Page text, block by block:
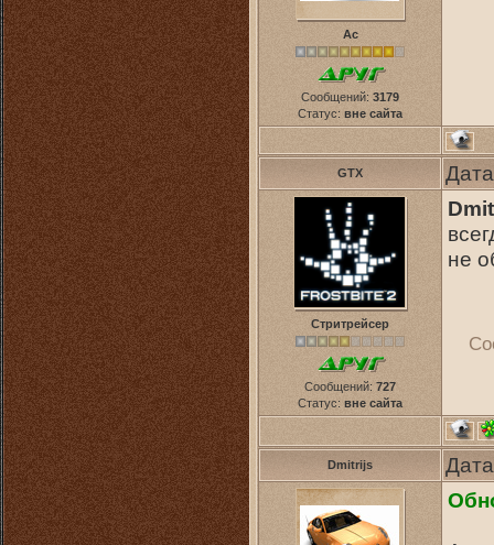
Ас
Сообщений: 3179
Статус: вне сайта
GTX
Стритрейсер
Сообщений: 727
Статус: вне сайта
не
Dmitrijs